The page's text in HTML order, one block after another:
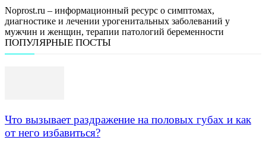
Noprost.ru – информационный ресурс о симптомах,
диагностике и лечении урогенитальных заболеваний у
мужчин и женщин, терапии патологий беременности
ПОПУЛЯРНЫЕ ПОСТЫ
Что вызывает раздражение на половых губах и как
от него избавиться?